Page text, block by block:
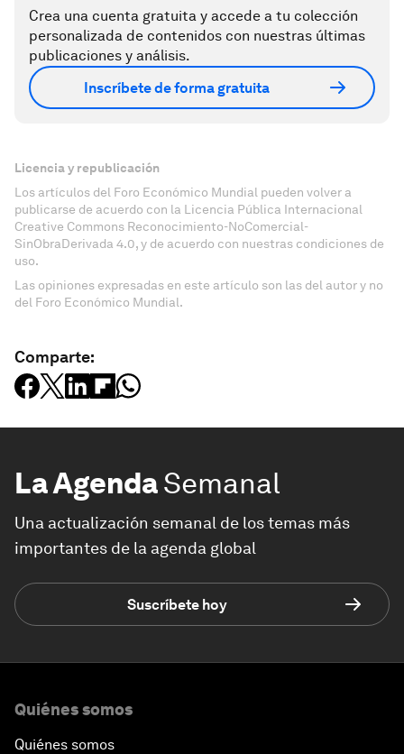
Crea una cuenta gratuita y accede a tu colección
personalizada de contenidos con nuestras últimas
publicaciones y análisis.
Inscríbete de forma gratuita
Licencia y republicación
Los artículos del Foro Económico Mundial pueden volver a
publicarse de acuerdo con la Licencia Pública Internacional
Creative Commons Reconocimiento-NoComercial-
SinObraDerivada 4.0, y de acuerdo con nuestras condiciones de
uso.
Las opiniones expresadas en este artículo son las del autor y no
del Foro Económico Mundial.
Comparte:
La AgendaSemanal
Una actualización semanal de los temas más
importantes de la agenda global
Suscríbete hoy
Quiénes somos
Quiénes somos